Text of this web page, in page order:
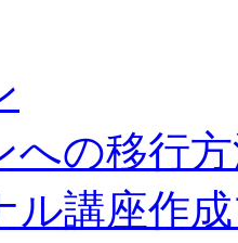
への移行
ル講座作